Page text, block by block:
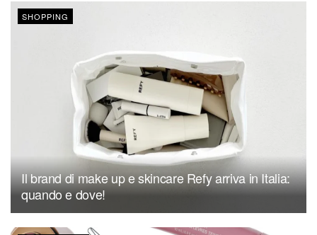
SHOPPING
Il brand di make up e skincare Refy arriva in Italia:
quando e dove!